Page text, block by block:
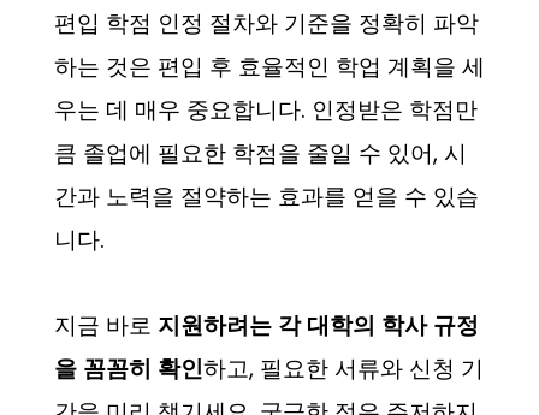
편입 학점 인정 절차와 기준을 정확히 파악
하는 것은 편입 후 효율적인 학업 계획을 세
우는 데 매우 중요합니다. 인정받은 학점만
큼 졸업에 필요한 학점을 줄일 수 있어, 시
간과 노력을 절약하는 효과를 얻을 수 있습
니다.
지금 바로 지원하려는 각 대학의 학사 규정
을 꼼꼼히 확인하고, 필요한 서류와 신청 기